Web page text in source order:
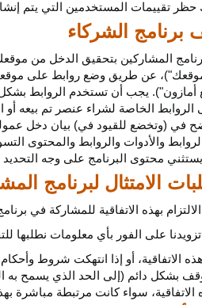
تقييمات المستخدمين التي يتم
المشاركين بتحقيق الدخل من
عن طريق وضع روابط على
يجب أن تستخدم الروابط بشكل
الروابط الخاصة لشراء عنصر تم بيعه
في (وتخضع للقيود في) بيان دخل
والأدوات والروابط والمحتوى
يستثني محتوى البرنامج على وجه
بهذه الاتفاقية للمشاركة في
على الفور بأي معلومات نطلبها
الاتفاقية، أو إذا انتهكت شروط
بشكل دائم (إلى الحد الذي يسمح
الاتفاقية، سواء كانت مرتبطة مباشرة